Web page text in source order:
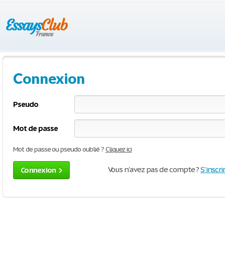
Connexion
Pseudo
Mot de passe
Mot de passe ou pseudo oublié ?Cliquez ici
Connexion Vous n'avez pas de compte ?